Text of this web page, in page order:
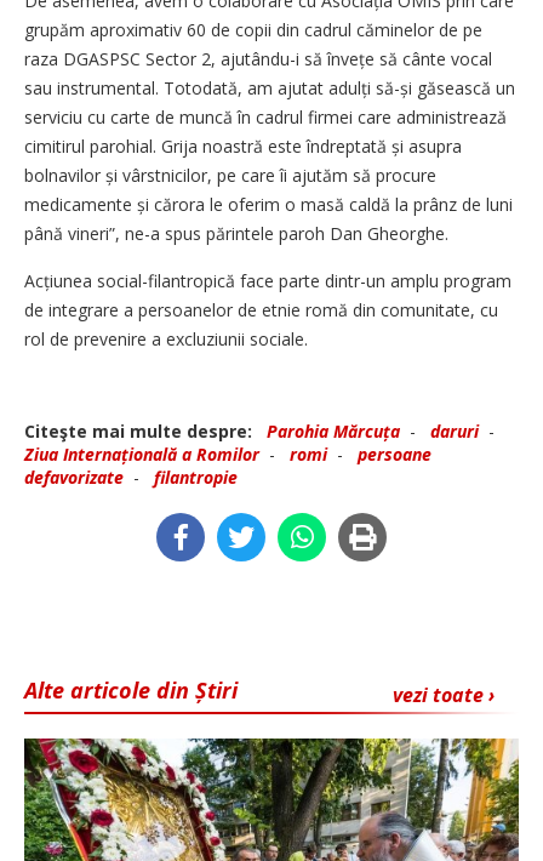
grupăm aproximativ 60 de copii din cadrul căminelor de pe
raza DGASPSC Sector 2, ajutându-i să învețe să cânte vocal
sau instrumental. Totodată, am ajutat adulți să-și găsească un
serviciu cu carte de muncă în cadrul firmei care administrează
cimitirul parohial. Grija noastră este îndreptată și asupra
bolnavilor și vârstnicilor, pe care îi ajutăm să procure
medicamente și cărora le oferim o masă caldă la prânz de luni
până vineri”, ne-a spus părintele paroh Dan Gheorghe.
Acțiunea social-filantropică face parte dintr-un amplu program
de integrare a persoanelor de etnie romă din comunitate, cu
rol de prevenire a excluziunii sociale.
Citeşte mai multe despre: Parohia Mărcuța - daruri-
Ziua Internațională a Romilor- romi- persoane
defavorizate - filantropie
vezi toate ›
Alte articole din Știri